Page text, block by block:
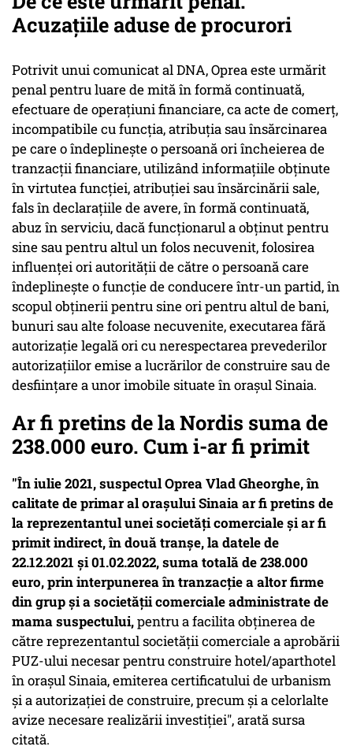
Acuzațiile aduse de procurori
Potrivit unui comunicat al DNA, Oprea este urmărit
penal pentru luare de mită în formă continuată,
efectuare de operaţiuni financiare, ca acte de comerţ,
incompatibile cu funcţia, atribuţia sau însărcinarea
pe care o îndeplineşte o persoană ori încheierea de
tranzacţii financiare, utilizând informaţiile obţinute
în virtutea funcţiei, atribuţiei sau însărcinării sale,
fals în declaraţiile de avere, în formă continuată,
abuz în serviciu, dacă funcţionarul a obţinut pentru
sine sau pentru altul un folos necuvenit, folosirea
influenţei ori autorităţii de către o persoană care
îndeplineşte o funcţie de conducere într-un partid, în
scopul obţinerii pentru sine ori pentru altul de bani,
bunuri sau alte foloase necuvenite, executarea fără
autorizaţie legală ori cu nerespectarea prevederilor
autorizaţiilor emise a lucrărilor de construire sau de
desfiinţare a unor imobile situate în oraşul Sinaia.
Ar fi pretins de la Nordis suma de
238.000 euro. Cum i-ar fi primit
"În iulie 2021, suspectul Oprea Vlad Gheorghe, în
calitate de primar al oraşului Sinaia ar fi pretins de
la reprezentantul unei societăţi comerciale şi ar fi
primit indirect, în două tranşe, la datele de
22.12.2021 şi 01.02.2022, suma totală de 238.000
euro, prin interpunerea în tranzacţie a altor firme
din grup şi a societăţii comerciale administrate de
mama suspectului,pentru a facilita obţinerea de
către reprezentantul societăţii comerciale a aprobării
PUZ-ului necesar pentru construire hotel/aparthotel
în oraşul Sinaia, emiterea certificatului de urbanism
şi a autorizaţiei de construire, precum şi a celorlalte
avize necesare realizării investiţiei", arată sursa
citată.